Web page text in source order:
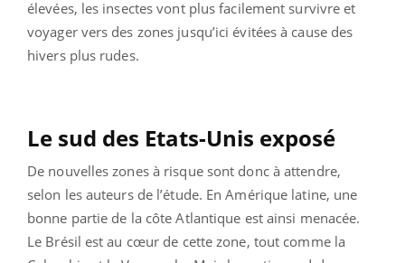
élevées, les insectes vont plus facilement survivre et
voyager vers des zones jusqu’ici évitées à cause des
hivers plus rudes.
Le sud des Etats-Unis exposé
De nouvelles zones à risque sont donc à attendre,
selon les auteurs de l’étude. En Amérique latine, une
bonne partie de la côte Atlantique est ainsi menacée.
Le Brésil est au cœur de cette zone, tout comme la